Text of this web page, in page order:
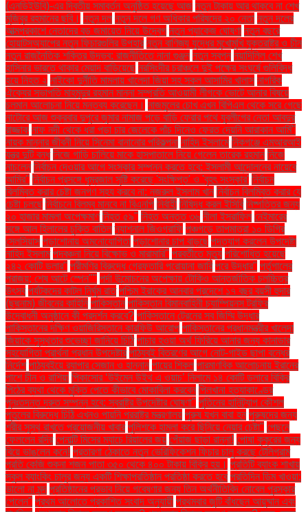
(এনডিইউবি)-এর দ্বিতীয় সমাবর্তন অনুষ্ঠিত হয়েছে আজ নতুন টাকায় আর থাকবে না শেখ
মুজিবুর রহমানের ছবি। নতুন দল নতুন দলে গণ অধিকার পরিষদের ২০ নেতা নতুন দলের
আত্মপ্রকাশে নেতাদের বড় জমায়েত নিয়ে উদ্বেগ নতুন প্যাকেজ ঘোষণা নতুন বছরে
হোয়াটসঅ্যাপের নতুন ফিচারগুলির উপহার নতুন বাণিজ্য যুদ্ধের মুখোমুখি যুক্তরাষ্ট্র ও চীন
নতুন রাজনৈতিক শক্তির উদ্ভব: রাজনীতিতে নানা গুঞ্জন নতুন স্বপ্ন নয়াদিল্লি শেখ
হাসিনার ভারতে থাকার মেয়াদ বাড়িয়েছে নরসিংদীর চরাঞ্চলে দুই পক্ষের সংঘর্ষে গুলিবিদ্ধ
হয়ে নিহত ২ নাইকো দুর্নীতি মামলায় খালেদা জিয়া সহ সকল আসামির খালাস নাগরিক
ঐক্যের সভাপতি মাহমুদুর রহমান মান্না সম্প্রতি আওয়ামী লীগকে ভোটে আনার বিষয়ে
চলমান আলোচনা নিয়ে মন্তব্য করেছেন। নাজমুলের চোখ এখন বিপিএল থেকে সরে গেছে
নাটোরে আজ শুক্রবার দুপুরে জুমার নামাজ পড়ে বাড়ি ফেরার পথে যুবলীগের নেতা আবদুর
রাজ্জাক নাফ নদী থেকে ধরা পড়া চার জেলেকে পাঁচ দিনেও ফেরত দেয়নি আরাকান আর্মি"
নায়ক মান্নার জীবনী নিয়ে সিনেমা বানানোর পরিকল্পনা নাহিদ ইসলামে নিকগঞ্জে এমআরআই
যন্ত্র দুটি বন্ধ নিজে গাড়ি চালিয়ে মাকে হাসপাতালে নিয়ে গেলেন তারেক রহমান নিজে
নাচলেন নির্বাচন দেওয়ার আগে সংস্কার সম্পন্ন করতে হবে: ইসলামী আন্দোলনের নায়েবে
আমির" নির্বাচন প্রসঙ্গে ধূম্রজাল সৃষ্টি করেছে 'সংক্ষিপ্ত' ও 'বৃহৎ সংস্কার' নির্বাচন
বিলম্বিত করার চেষ্টা জনগণ সহ্য করবে না: নজরুল ইসলাম খান নির্বাচন বিলম্বিত করার যে
চেষ্টা চলছে নির্বাচনে বিলম্ব মানবে না বিএনপি নির্বাহী নিষিদ্ধ করল ইসিবি নিষ্পত্তির জন্য
২০ হাজার মামলা অপেক্ষমাণ নিহত ৫৯" নিহত অন্তত ৩৬ নীলা ইসরাফিল নেইমারের
সঙ্গে আল হিলালের চুক্তি বাতিল ন্যাশনাল জিওগ্রাফি পঞ্চগড়ে তাপমাত্রা ১০ ডিগ্রি
সেলসিয়াস পড়াশোনায় অমনোযোগিতা পড়াশোনার চাপ বাড়ছে পদত্যাগ করলেন উপদেষ্টা
নাহিদ ইসলাম পদবঞ্চনা নিয়ে বিক্ষোভ ও মারামারি" পরবর্তীতে মৃত্যু পরিশোধিত হয়েছে
২৪২ কোটি ডলার" পরীমণির বিরুদ্ধে গ্রেফতারি পরোয়ানা জারি পরে উদ্ধার" পর্তুগালের
পরাজয়; শেষ আটে স্পেন"" পর্দা উন্মোচনের অপেক্ষায় টোকিও আন্তর্জাতিক চলচ্চিত্র
উৎসব পর্যটকদের কাটল নির্ঘুম রাত পশ্চিম ইরাকের আনবার প্রদেশে ১৭ বছর বয়সী হুদার
(ছদ্মনাম) জীবনের কাহিনি পাকিস্তান পাকিস্তান বিমানবাহিনী চ্যাম্পিয়নস ট্রফির
উদ্বোধনী অনুষ্ঠানে কী প্রদর্শন করবে? পাকিস্তানে ট্রেনের সব জিম্মি উদ্ধার
পাকিস্তানের দক্ষিণ ওয়াজিরিস্তানে কারফিউ আরোপ পাকিস্তানের প্রধানমন্ত্রীর খালেদা
জিয়াকে সুস্থতার শুভেচ্ছা জানিয়ে চিঠি পাচার হওয়া অর্থ ফিরিয়ে আনার জন্য কানাডার
সহযোগিতা প্রার্থনা প্রধান উপদেষ্টার পাঠ্যবই বিতরণের আগে নোট-গাইড ছাপা বন্ধের
নির্দেশ পাঠ্যবইয়ে র‍্যাপার সেজান ও হান্নান পায়ের শিকল পারমাণবিক আলোচনায় ইরানের
পাশে চীন ও রাশিয়া পিকাসোর ‘উইমেন উইথ এ ওয়াচ’ নিলামে ১৪ কোটি ডলারে বিক্রি
পিঠের ব্যথা থেকে মুক্তি পেতে কীভাবে মোকাবিলা করবেন পিলখানা হত্যাকাণ্ডের
পুনঃতদন্ত দ্রুত সম্পন্ন হবে: স্বরাষ্ট্র উপদেষ্টার ঘোষণা" পুতিনের হানিট্র্যাপ কৌশল
পুতুলের বিরুদ্ধে চিঠি এখনও পায়নি পররাষ্ট্র মন্ত্রণালয় পুরুষ যখন বাবা হন পুরুষদের জন্য
শরীর সুস্থ রাখতে প্রয়োজনীয় খাবার পুলিশকে হামলা করে ছিনিয়ে নেয়ার চেষ্টা" পেছনে
ফেললেন রদ্রি পেনাল্টি মিসের ম্যাচে রিয়ালের জয় পেঁয়াজ ছাড়া রান্না! পোষা কুকুরের জন্য
বিয়ে ভাঙলেন কনে! প্রতারণা ঠেকাতে নতুন ভেরিফিকেশন ফিচার চালু করছে টেলিগ্রাম
প্রতি কেজি শুকনা শজন পাতা ৩৫০ থেকে ৪০০ টাকায় বিক্রি হয়। প্রতিটি ব্যাংক শাখায়
স্কুল ব্যাংকিং চালুর জন্য একটি শিক্ষাপ্রতিষ্ঠান প্রতিষ্ঠা করতে হবে প্রতিদিন ডিম খাওয়া:
ভালো না মন্দ প্রতিষ্ঠানের প্রভাব নিয়ে গবেষণার জন্য তিন অর্থনীতিবিদ নোবেল পুরস্কার
পেলেন" প্রথম আলোতে প্রকাশিত সংবাদ অনুযায়ী প্রথমবার জুটি বাঁধছেন আয়ুষ্মান এবং